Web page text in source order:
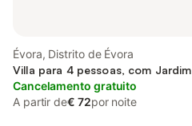
Évora, Distrito de Évora
Villa para 4 pessoas, com Jardim
Cancelamento gratuito
A partir de€ 72por noite